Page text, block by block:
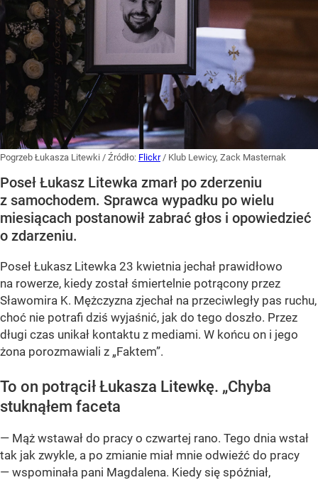
Pogrzeb Łukasza Litewki / Źródło: Flickr / Klub Lewicy, Zack Masternak
Poseł Łukasz Litewka zmarł po zderzeniu
z samochodem. Sprawca wypadku po wielu
miesiącach postanowił zabrać głos i opowiedzieć
o zdarzeniu.
Poseł Łukasz Litewka 23 kwietnia jechał prawidłowo
na rowerze, kiedy został śmiertelnie potrącony przez
Sławomira K. Mężczyzna zjechał na przeciwległy pas ruchu,
choć nie potrafi dziś wyjaśnić, jak do tego doszło. Przez
długi czas unikał kontaktu z mediami. W końcu on i jego
żona porozmawiali z „Faktem”.
To on potrącił Łukasza Litewkę. „Chyba
stuknąłem faceta
— Mąż wstawał do pracy o czwartej rano. Tego dnia wstał
tak jak zwykle, a po zmianie miał mnie odwieźć do pracy
— wspominała pani Magdalena. Kiedy się spóźniał,